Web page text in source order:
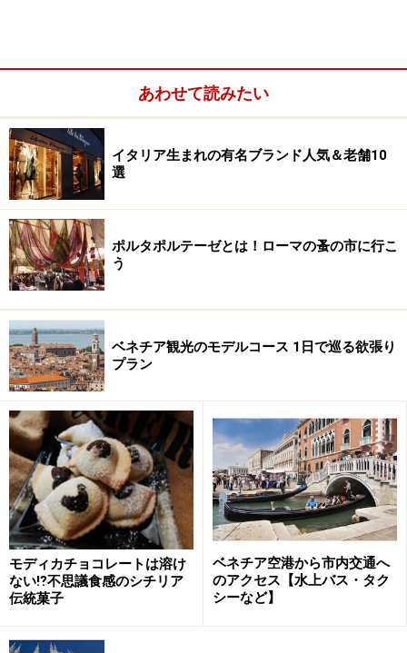
トッティ王子様は出演するのか？次ページへ続く・・・
※記事内容は執筆時点のものです。最新の内容をご確認くださ
い。
※海外を訪れる際には最新情報の入手に努め、「
ホームページ」を確認するなど、安全確保に十分注意を払ってく
ださい。
あわせて読みたい
イタリア生まれの有名ブランド人気＆老舗10
選
ポルタポルテーゼとは！ローマの蚤の市に行こ
う
ベネチア観光のモデルコース 1日で巡る欲張り
プラン
モディカチョコレートは溶け
ない⁉不思議食感のシチリア
伝統菓子
ベネチア空港から市内交通へ
のアクセス【水上バス・タク
シーなど】